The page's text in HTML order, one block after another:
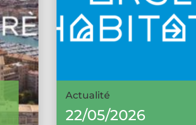
Actualité
22/05/2026